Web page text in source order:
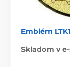
Emblém
Skladom v